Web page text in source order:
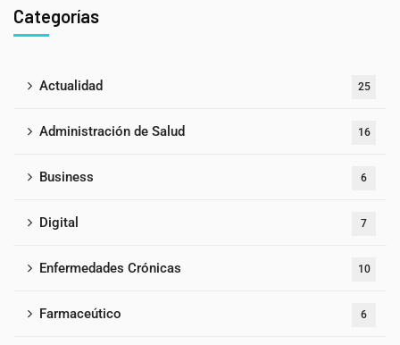
Categorías
Actualidad 25
Administración de Salud 16
Business 6
Digital 7
Enfermedades Crónicas 10
Farmaceútico 6